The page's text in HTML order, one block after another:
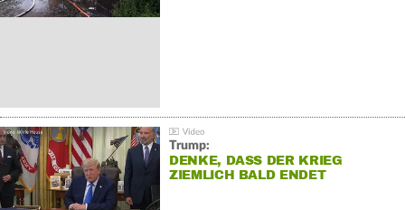
Trump:
DENKE, DASS DER KRIEG
ZIEMLICH BALD ENDET